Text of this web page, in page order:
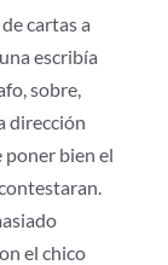
cartas a
escribía
sobre,
dirección
bien el
el chico